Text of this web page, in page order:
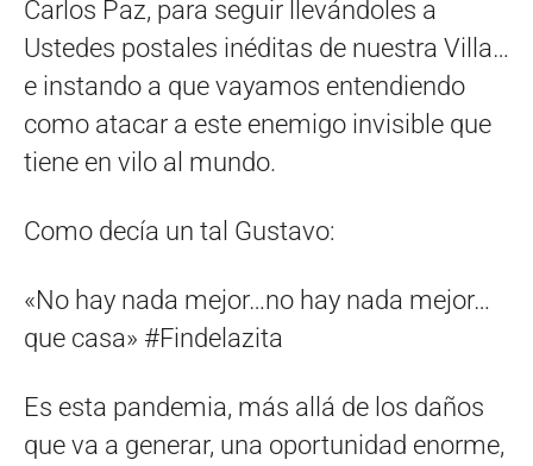
Carlos Paz, para seguir llevándoles a
Ustedes postales inéditas de nuestra Villa…
e instando a que vayamos entendiendo
como atacar a este enemigo invisible que
tiene en vilo al mundo.
Como decía un tal Gustavo:
«No hay nada mejor…no hay nada mejor…
que casa» #Findelazita
Es esta pandemia, más allá de los daños
que va a generar, una oportunidad enorme,